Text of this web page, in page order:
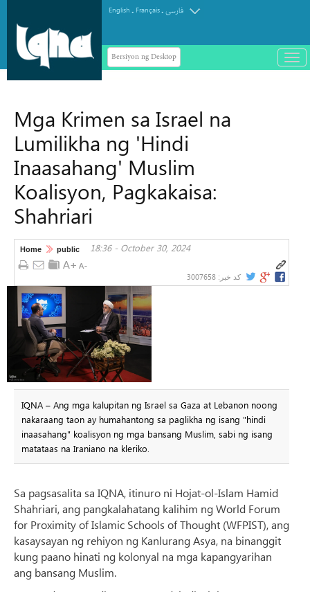
English . Français.فارسی
Bersiyon ng Desktop
باز
و
Mga Krimen sa Israel na
Lumilikha ng 'Hindi
Inaasahang' Muslim
Koalisyon, Pagkakaisa:
Shahriari
Home public 18:36 - October 30, 2024
کد خبر: 3007658
IQNA – Ang mga kalupitan ng Israel sa Gaza at Lebanon noong
nakaraang taon ay humahantong sa paglikha ng isang "hindi
inaasahang" koalisyon ng mga bansang Muslim, sabi ng isang
matataas na Iraniano na kleriko.
Sa pagsasalita sa IQNA, itinuro ni Hojat-ol-Islam Hamid
Shahriari, ang pangkalahatang kalihim ng World Forum
for Proximity of Islamic Schools of Thought (WFPIST), ang
kasaysayan ng rehiyon ng Kanlurang Asya, na binanggit
kung paano hinati ng kolonyal na mga kapangyarihan
ang bansang Muslim.